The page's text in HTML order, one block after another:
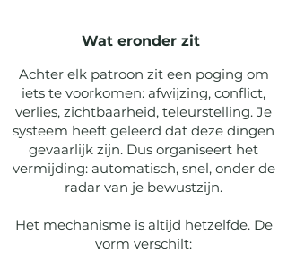
Wat eronder zit
Achter elk patroon zit een poging om
iets te voorkomen: afwijzing, conflict,
verlies, zichtbaarheid, teleurstelling. Je
systeem heeft geleerd dat deze dingen
gevaarlijk zijn. Dus organiseert het
vermijding: automatisch, snel, onder de
radar van je bewustzijn.
Het mechanisme is altijd hetzelfde. De
vorm verschilt: